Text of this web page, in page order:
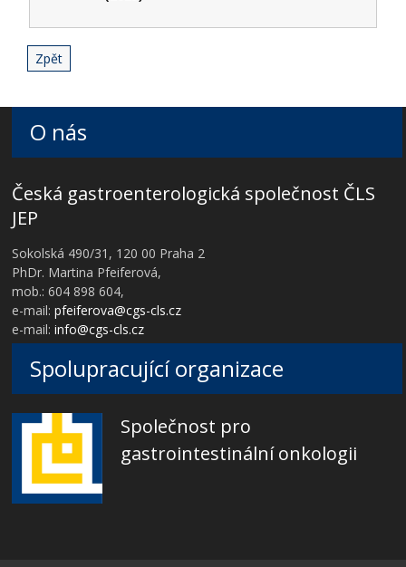
Zpět
O nás
Česká gastroenterologická společnost ČLS
JEP
Sokolská 490/31, 120 00 Praha 2
PhDr. Martina Pfeiferová,
mob.: 604 898 604,
e-mail:pfeiferova@cgs-cls.cz
e-mail:info@cgs-cls.cz
Spolupracující organizace
Společnost pro
gastrointestinální onkologii